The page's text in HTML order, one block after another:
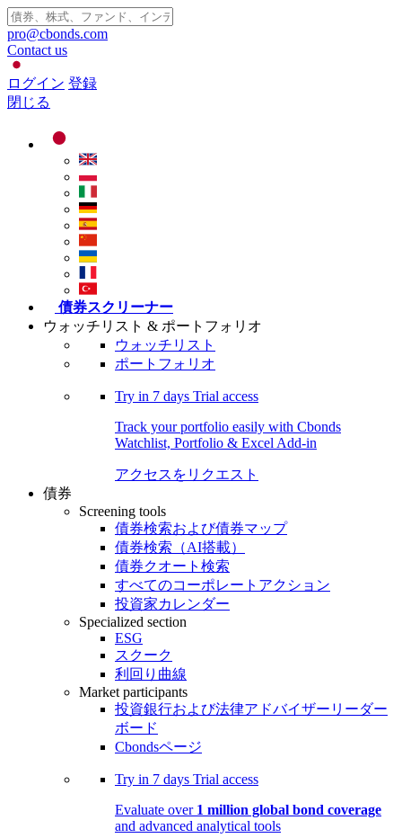
pro@cbonds.com
Contact us
ログイン 登録
閉じる
債券スクリーナー
ウォッチリスト & ポートフォリオ
ウォッチリスト
ポートフォリオ
Try in 7 days Trial access
Track your portfolio easily with Cbonds
Watchlist, Portfolio & Excel Add-in
アクセスをリクエスト
債券
Screening tools
債券検索および債券マップ
債券検索（AI搭載）
債券クオート検索
すべてのコーポレートアクション
投資家カレンダー
Specialized section
ESG
スクーク
利回り曲線
Market participants
投資銀行および法律アドバイザーリーダー
ボード
Cbondsページ
Try in 7 days Trial access
Evaluate over 1 million global bond coverage
and advanced analytical tools